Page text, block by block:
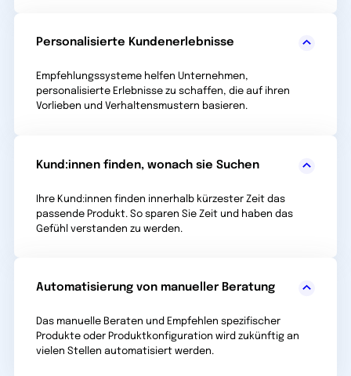
Personalisierte Kundenerlebnisse
Empfehlungssysteme helfen Unternehmen,
personalisierte Erlebnisse zu schaffen, die auf ihren
Vorlieben und Verhaltensmustern basieren.
Kund:innen finden, wonach sie Suchen
Ihre Kund:innen finden innerhalb kürzester Zeit das
passende Produkt. So sparen Sie Zeit und haben das
Gefühl verstanden zu werden.
Automatisierung von manueller Beratung
Das manuelle Beraten und Empfehlen spezifischer
Produkte oder Produktkonfiguration wird zukünftig an
vielen Stellen automatisiert werden.